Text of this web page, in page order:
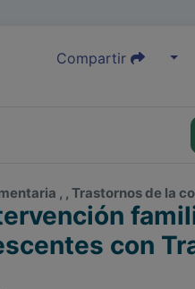
Compartir
, , Trastornos de la
con